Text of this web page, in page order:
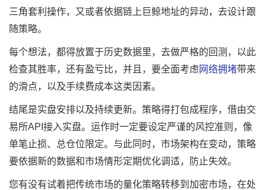
三角套利操作，又或者依据链上巨鲸地址的异动，去设计跟
随策略。
每个想法，都得放置于历史数据里，去做严格的回测，以此
检查其胜率，还有盈亏比，并且，要全面考虑 网络拥堵带来
的滑点，以及手续费成本这类因素。
结尾是实盘安排以及持续更新。策略得打包成程序，借由交
易所API接入实盘。运作时一定要设定严谨的风控准则，像
单笔止损、总仓位限定。与此同时，市场架构在变动，策略
要依据新的数据和市场情形定期优化调适，防止失效。
您有没有试着把传统市场的量化策略转移到加密市场，在处